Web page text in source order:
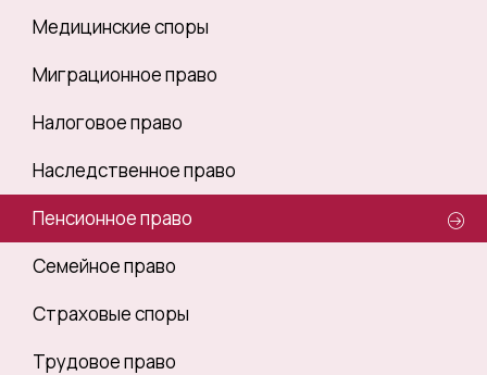
Медицинские споры
Миграционное право
Налоговое право
Наследственное право
Пенсионное право
Семейное право
Страховые споры
Трудовое право